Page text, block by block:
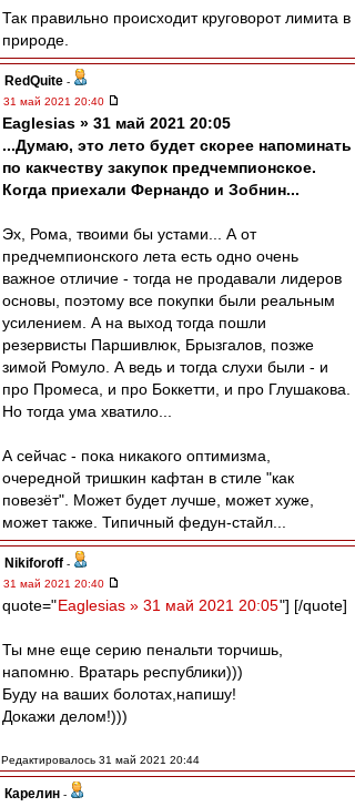
Так правильно происходит круговорот лимита в
природе.
RedQuite -
31 май 2021 20:40
Eaglesias » 31 май 2021 20:05
...Думаю, это лето будет скорее напоминать
по какчеству закупок предчемпионское.
Когда приехали Фернандо и Зобнин...
Эх, Рома, твоими бы устами... А от
предчемпионского лета есть одно очень
важное отличие - тогда не продавали лидеров
основы, поэтому все покупки были реальным
усилением. А на выход тогда пошли
резервисты Паршивлюк, Брызгалов, позже
зимой Ромуло. А ведь и тогда слухи были - и
про Промеса, и про Боккетти, и про Глушакова.
Но тогда ума хватило...
А сейчас - пока никакого оптимизма,
очередной тришкин кафтан в стиле "как
повезёт". Может будет лучше, может хуже,
может также. Типичный федун-стайл...
Nikiforoff -
31 май 2021 20:40
quote="Eaglesias » 31 май 2021 20:05"] [/quote]
Ты мне еще серию пенальти торчишь,
напомню. Вратарь республики)))
Буду на ваших болотах,напишу!
Докажи делом!)))
Редактировалось 31 май 2021 20:44
Карелин -